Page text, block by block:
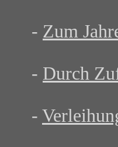
- Zum
- Durch
-